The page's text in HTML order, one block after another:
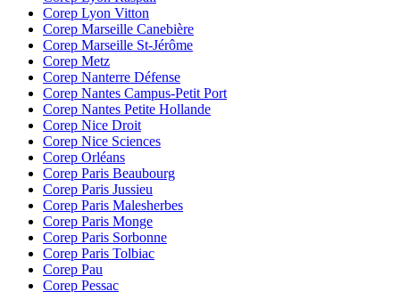
Corep Lyon Vitton
Corep Marseille Canebière
Corep Marseille St-Jérôme
Corep Metz
Corep Nanterre Défense
Corep Nantes Campus-Petit Port
Corep Nantes Petite Hollande
Corep Nice Droit
Corep Nice Sciences
Corep Orléans
Corep Paris Beaubourg
Corep Paris Jussieu
Corep Paris Malesherbes
Corep Paris Monge
Corep Paris Sorbonne
Corep Paris Tolbiac
Corep Pau
Corep Pessac